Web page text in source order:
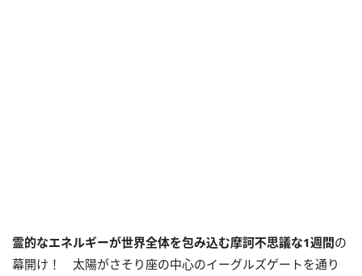
霊的なエネルギーが世界全体を包み込む摩訶不思議な1週間の
幕開け！ 太陽がさそり座の中心のイーグルズゲートを通り